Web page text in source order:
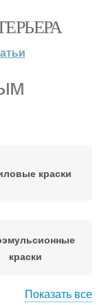
краски
краски
Показать все